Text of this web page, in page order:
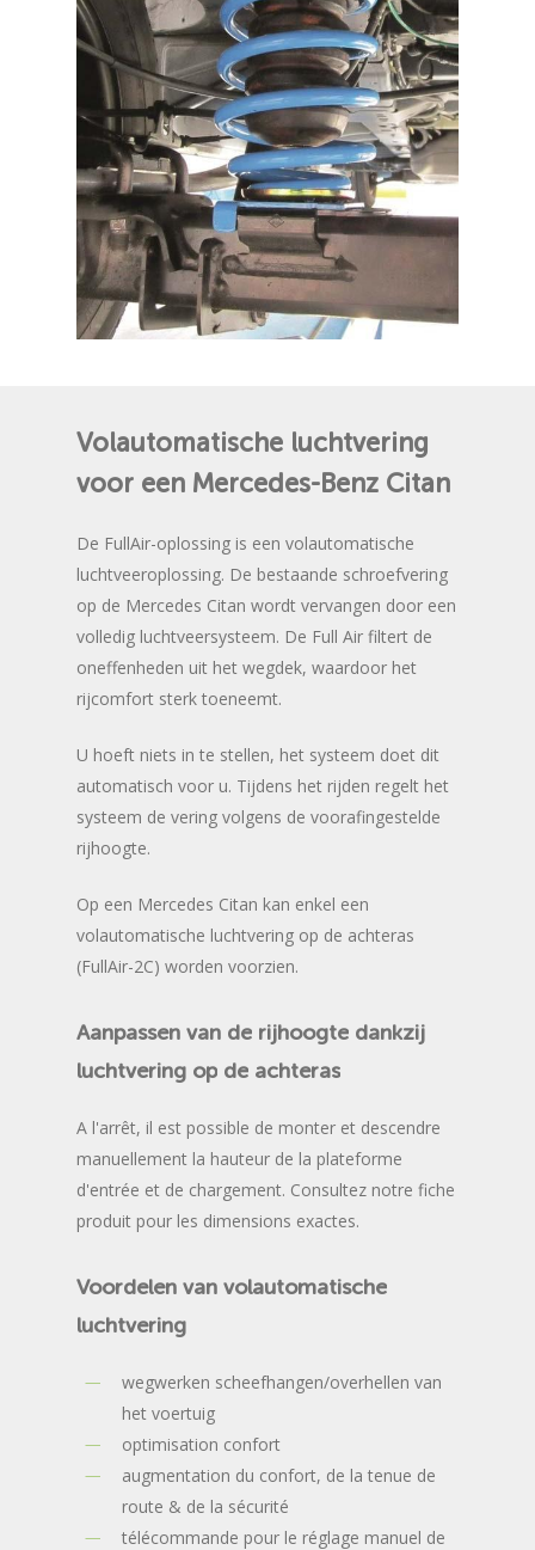
Volautomatische luchtvering
voor een Mercedes-Benz Citan
De FullAir-oplossing is een volautomatische
luchtveeroplossing. De bestaande schroefvering
op de Mercedes Citan wordt vervangen door een
volledig luchtveersysteem. De Full Air filtert de
oneffenheden uit het wegdek, waardoor het
rijcomfort sterk toeneemt.
U hoeft niets in te stellen, het systeem doet dit
automatisch voor u. Tijdens het rijden regelt het
systeem de vering volgens de voorafingestelde
rijhoogte.
Op een Mercedes Citan kan enkel een
volautomatische luchtvering op de achteras
(FullAir-2C) worden voorzien.
Aanpassen van de rijhoogte dankzij
luchtvering op de achteras
A l'arrêt, il est possible de monter et descendre
manuellement la hauteur de la plateforme
d'entrée et de chargement. Consultez notre fiche
produit pour les dimensions exactes.
Voordelen van volautomatische
luchtvering
wegwerken scheefhangen/overhellen van
het voertuig
optimisation confort
augmentation du confort, de la tenue de
route & de la sécurité
télécommande pour le réglage manuel de